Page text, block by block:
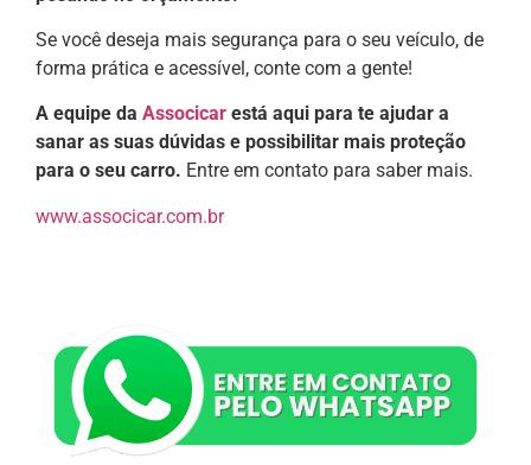
Se você deseja mais segurança para o seu veículo, de
forma prática e acessível, conte com a gente!
A equipe da Associcar está aqui para te ajudar a
sanar as suas dúvidas e possibilitar mais proteção
para o seu carro. Entre em contato para saber mais.
www.associcar.com.br